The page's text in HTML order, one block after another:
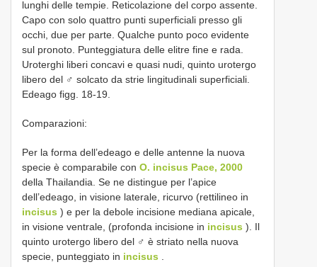
lunghi delle tempie. Reticolazione del corpo assente.
Capo con solo quattro punti superficiali presso gli
occhi, due per parte. Qualche punto poco evidente
sul pronoto. Punteggiatura delle elitre fine e rada.
Uroterghi liberi concavi e quasi nudi, quinto urotergo
libero del ♂ solcato da strie lingitudinali superficiali.
Edeago figg. 18-19.
Comparazioni:
Per la forma dell’edeago e delle antenne la nuova
specie è comparabile con O. incisus Pace, 2000
della Thailandia. Se ne distingue per l’apice
dell’edeago, in visione laterale, ricurvo (rettilineo in
incisus ) e per la debole incisione mediana apicale,
in visione ventrale, (profonda incisione in incisus ). Il
quinto urotergo libero del ♂ è striato nella nuova
specie, punteggiato in incisus .